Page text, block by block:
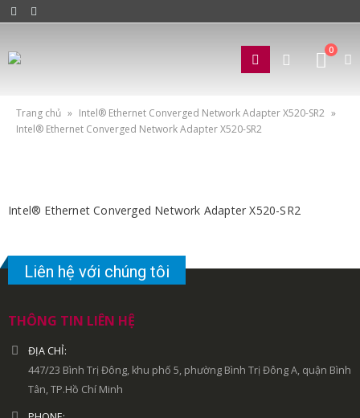
0
Trang chủ » Intel® Ethernet Converged Network Adapter X520-SR2 »
Intel® Ethernet Converged Network Adapter X520-SR2
Intel® Ethernet Converged Network Adapter X520-SR2
Liên hệ với chúng tôi
THÔNG TIN LIÊN HỆ
ĐỊA CHỈ:
447/23 Bình Trị Đông, khu phố 5, phường Bình Trị Đông A, quận Bình
Tân, TP.Hồ Chí Minh